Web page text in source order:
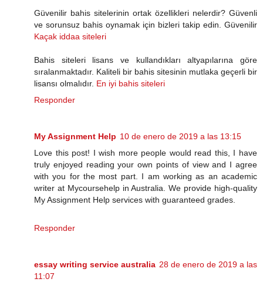
Güvenilir bahis sitelerinin ortak özellikleri nelerdir? Güvenli
ve sorunsuz bahis oynamak için bizleri takip edin. Güvenilir
Kaçak iddaa siteleri
Bahis siteleri lisans ve kullandıkları altyapılarına göre
sıralanmaktadır. Kaliteli bir bahis sitesinin mutlaka geçerli bir
lisansı olmalıdır. En iyi bahis siteleri
Responder
My Assignment Help 10 de enero de 2019 a las 13:15
Love this post! I wish more people would read this, I have
truly enjoyed reading your own points of view and I agree
with you for the most part. I am working as an academic
writer at Mycoursehelp in Australia. We provide high-quality
My Assignment Help services with guaranteed grades.
Responder
essay writing service australia 28 de enero de 2019 a las
11:07